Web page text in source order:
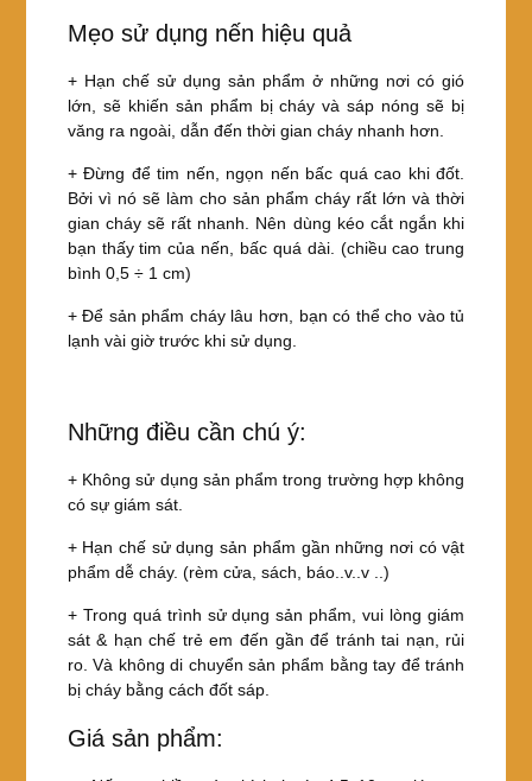
Mẹo sử dụng nến hiệu quả
+ Hạn chế sử dụng sản phẩm ở những nơi có gió
lớn, sẽ khiến sản phẩm bị cháy và sáp nóng sẽ bị
văng ra ngoài, dẫn đến thời gian cháy nhanh hơn.
+ Đừng để tim nến, ngọn nến bấc quá cao khi đốt.
Bởi vì nó sẽ làm cho sản phẩm cháy rất lớn và thời
gian cháy sẽ rất nhanh. Nên dùng kéo cắt ngắn khi
bạn thấy tim của nến, bấc quá dài. (chiều cao trung
bình 0,5 ÷ 1 cm)
+ Để sản phẩm cháy lâu hơn, bạn có thể cho vào tủ
lạnh vài giờ trước khi sử dụng.
Những điều cần chú ý:
+ Không sử dụng sản phẩm trong trường hợp không
có sự giám sát.
+ Hạn chế sử dụng sản phẩm gần những nơi có vật
phẩm dễ cháy. (rèm cửa, sách, báo..v..v ..)
+ Trong quá trình sử dụng sản phẩm, vui lòng giám
sát & hạn chế trẻ em đến gần để tránh tai nạn, rủi
ro. Và không di chuyển sản phẩm bằng tay để tránh
bị cháy bằng cách đốt sáp.
Giá sản phẩm: